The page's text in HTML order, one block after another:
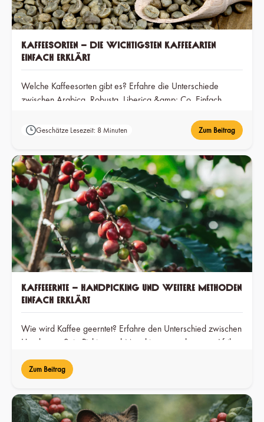
Kaffeesorten – die wichtigsten Kaffeearten
einfach erklärt
Welche Kaffeesorten gibt es? Erfahre die Unterschiede
zwischen Arabica, Robusta, Liberica &amp; Co. Einfach
Geschätze Lesezeit: 8 Minuten Zum Beitrag
Kaffeeernte – Handpicking und weitere Methoden
einfach erklärt
Wie wird Kaffee geerntet? Erfahre den Unterschied zwischen
Handernte, Strip Picking und Maschinen – und warum Afrika
Zum Beitrag